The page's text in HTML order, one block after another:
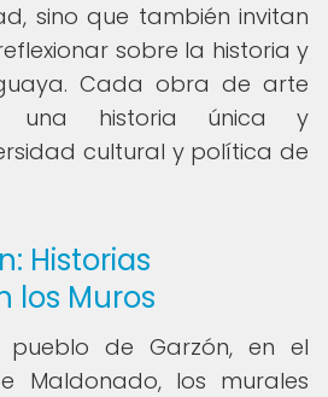
sino que también invitan
sobre la historia y
Cada obra de arte
una historia única y
cultural y política de
Historias
los Muros
pueblo de Garzón, en el
Maldonado, los murales